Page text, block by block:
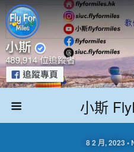
小斯
8 2 月, 2023 •